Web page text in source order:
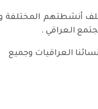
أنشطتهم المختلفة
العراقي .
العراقيات وجميع